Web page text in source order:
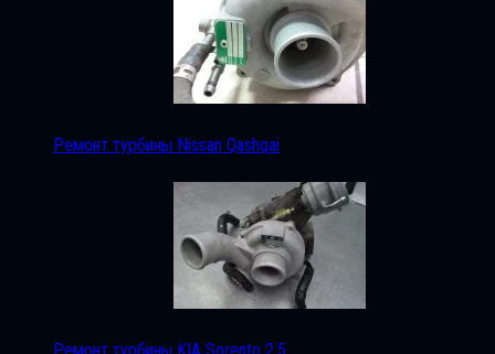
Ремонт турбины Nissan Qashqai